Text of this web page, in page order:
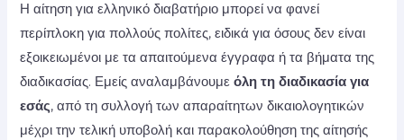
Η αίτηση για ελληνικό διαβατήριο μπορεί να φανεί
περίπλοκη για πολλούς πολίτες, ειδικά για όσους δεν είναι
εξοικειωμένοι με τα απαιτούμενα έγγραφα ή τα βήματα της
διαδικασίας. Εμείς αναλαμβάνουμεόλη τη διαδικασία για
εσάς, από τη συλλογή των απαραίτητων δικαιολογητικών
μέχρι την τελική υποβολή και παρακολούθηση της αίτησής